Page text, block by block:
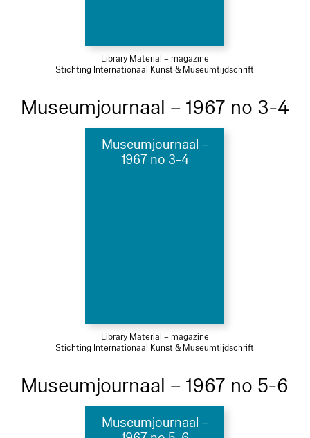
Library Material – magazine
Stichting Internationaal Kunst & Museumtijdschrift
Museumjournaal – 1967 no 3-4
Museumjournaal –
1967 no 3-4
Library Material – magazine
Stichting Internationaal Kunst & Museumtijdschrift
Museumjournaal – 1967 no 5-6
Museumjournaal –